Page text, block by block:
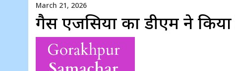
March 21, 2026
गैस एजेंसियों का डीएम ने किया